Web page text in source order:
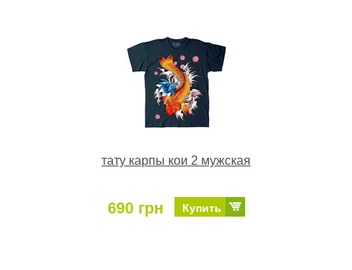
тату карпы кои 2 мужская
690 грн Купить